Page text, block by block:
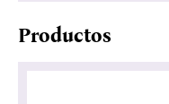
Productos